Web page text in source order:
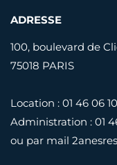
ADRESSE
100, boulevard de
75018 PARIS
Location : 01 46 06
Administration : 01
ou par mail